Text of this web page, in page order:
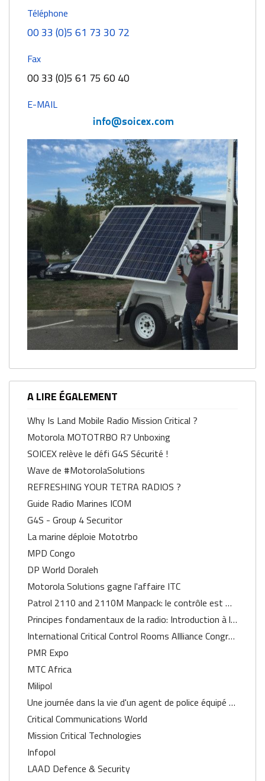
Téléphone
00 33 (0)5 61 73 30 72
Fax
00 33 (0)5 61 75 60 40
E-MAIL
A LIRE ÉGALEMENT
Why Is Land Mobile Radio Mission Critical ?
Motorola MOTOTRBO R7 Unboxing
SOICEX relève le défi G4S Sécurité !
Wave de #MotorolaSolutions
REFRESHING YOUR TETRA RADIOS ?
Guide Radio Marines ICOM
G4S - Group 4 Securitor
La marine déploie Mototrbo
MPD Congo
DP World Doraleh
Motorola Solutions gagne l'affaire ITC
Patrol 2110 and 2110M Manpack: le contrôle est maintenant entre vos mains
Principes fondamentaux de la radio: Introduction à la LMR
International Critical Control Rooms Allliance Congress
PMR Expo
MTC Africa
Milipol
Une journée dans la vie d'un agent de police équipé du terminal portable LEX755
Critical Communications World
Mission Critical Technologies
Infopol
LAAD Defence & Security